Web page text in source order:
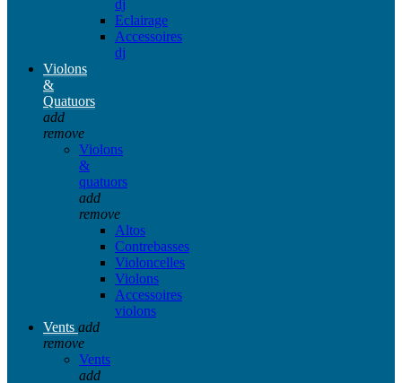
dj
Eclairage
Accessoires
dj
Violons
&
Quatuors
add
remove
Violons
&
quatuors
add
remove
Altos
Contrebasses
Violoncelles
Violons
Accessoires
violons
Vents add
remove
Vents
add